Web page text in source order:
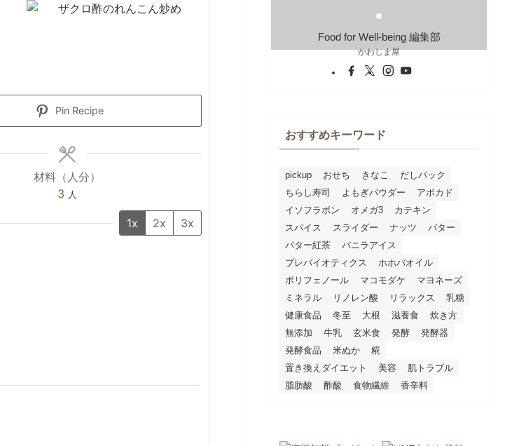
Pin Recipe
材料（人分）
3 人
1x 2x
3x
Food for Well-being 編集部
かわしま屋
おすすめキーワード
pickup おせち きなこ
だしパック
ちらし寿司
よもぎパウダー
アボカド
イソフラボン
オメガ3
カテキン
スパイス
スライダー ナッツ
バター
バター紅茶
バニラアイス
プレバイオティクス
ホホバオイル
ポリフェノール
マコモダケ
マヨネーズ
ミネラル
リノレン酸 リラックス
乳糖
健康食品
冬至 大根 滋養食
炊き方
無添加
牛乳 玄米食 発酵
発酵器
発酵食品
米ぬか
糀
置き換えダイエット
美容
肌トラブル
脂肪酸
酢酸 食物繊維 香辛料